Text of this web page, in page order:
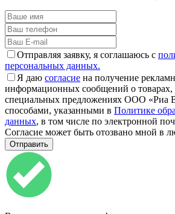
Отправляя заявку, я соглашаюсь с
персональных данных.
Я даю согласие на получение
информационных сообщений о товарах,
специальных предложениях ООО «Риа
способами, указанными в Политике
данных, в том числе по электронной
Согласие может быть отозвано мной в